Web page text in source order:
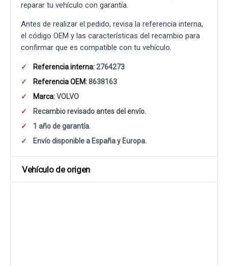
reparar tu vehículo con garantía.
Antes de realizar el pedido, revisa la referencia interna,
el código OEM y las características del recambio para
confirmar que es compatible con tu vehículo.
Referencia interna:2764273
Referencia OEM:8638163
Marca:VOLVO
Recambio revisado antes del envío.
1 año de garantía.
Envío disponible a España y Europa.
Vehículo de origen